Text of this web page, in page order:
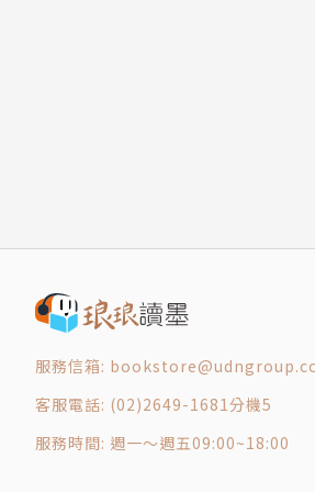
歌》名列博客來科普類「
原味內褲裡的老鼠──曾經
催眠小狗的奇妙山洞──二
溫啤酒風潮──冰涼飲料對
星期一症候群──硝化甘油
男性流感──男人比女人孬？
服務信箱:
客服電話: (02)2649-1681分機5
服務時間: 週一～週五09:00~18:00